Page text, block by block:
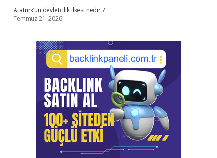
Atatürk’ün devletcilik ilkesi nedir ?
Temmuz 21, 2026